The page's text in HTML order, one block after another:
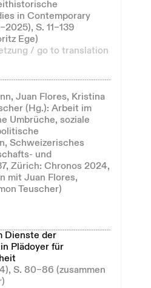
in Contemporary
S. 11–139
Ege)
/ go to translation
Juan Flores, Kristina
(Hg.): Arbeit im
Umbrüche, soziale
Schweizerisches
und
Zürich: Chronos 2024,
mit Juan Flores,
Teuscher)
Dienste der
Plädoyer für
S. 80–86 (zusammen